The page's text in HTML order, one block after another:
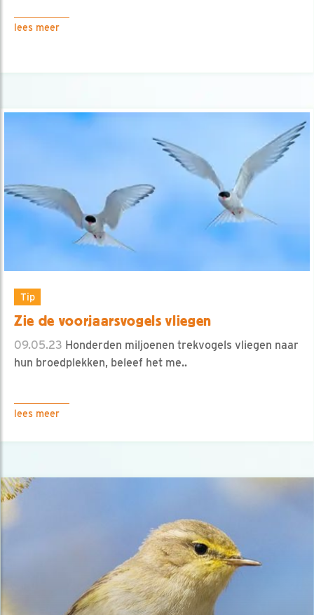
lees meer
Tip
Zie de voorjaarsvogels vliegen
09.05.23 Honderden miljoenen trekvogels vliegen naar
hun broedplekken, beleef het me..
lees meer